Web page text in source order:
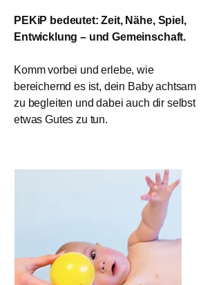
PEKiP bedeutet: Zeit, Nähe, Spiel,
Entwicklung – und Gemeinschaft.
Komm vorbei und erlebe, wie
bereichernd es ist, dein Baby achtsam
zu begleiten und dabei auch dir selbst
etwas Gutes zu tun.